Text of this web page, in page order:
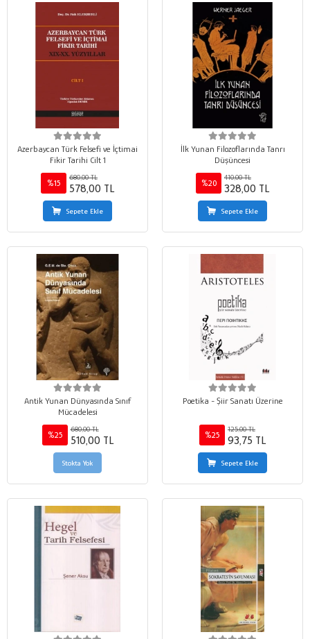
Azerbaycan Türk Felsefi ve İçtimai
Fikir Tarihi Cilt 1
%15
680,00 TL
578,00 TL
Sepete Ekle
İlk Yunan Filozoflarında Tanrı
Düşüncesi
%20
410,00 TL
328,00 TL
Sepete Ekle
Antik Yunan Dünyasında Sınıf
Mücadelesi
%25
680,00 TL
510,00 TL
Stokta Yok
Poetika - Şiir Sanatı Üzerine
%25
125,00 TL
93,75 TL
Sepete Ekle